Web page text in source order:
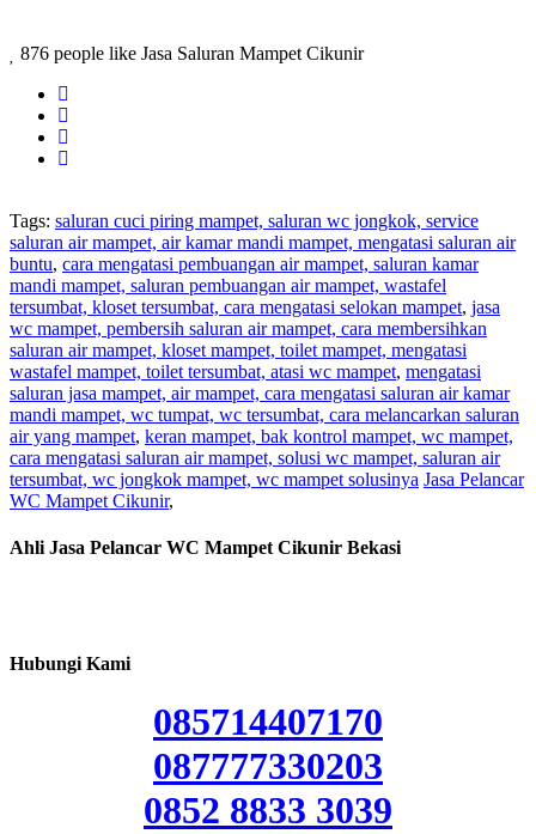
876 people like Jasa Saluran Mampet Cikunir
Tags: saluran cuci piring mampet, saluran wc jongkok, service
saluran air mampet, air kamar mandi mampet, mengatasi saluran air
buntu, cara mengatasi pembuangan air mampet, saluran kamar
mandi mampet, saluran pembuangan air mampet, wastafel
tersumbat, kloset tersumbat, cara mengatasi selokan mampet, jasa
wc mampet, pembersih saluran air mampet, cara membersihkan
saluran air mampet, kloset mampet, toilet mampet, mengatasi
wastafel mampet, toilet tersumbat, atasi wc mampet, mengatasi
saluran jasa mampet, air mampet, cara mengatasi saluran air kamar
mandi mampet, wc tumpat, wc tersumbat, cara melancarkan saluran
air yang mampet, keran mampet, bak kontrol mampet, wc mampet,
cara mengatasi saluran air mampet, solusi wc mampet, saluran air
tersumbat, wc jongkok mampet, wc mampet solusinya Jasa Pelancar
WC Mampet Cikunir,
Ahli Jasa Pelancar WC Mampet Cikunir Bekasi
Hubungi Kami
085714407170
087777330203
0852 8833 3039